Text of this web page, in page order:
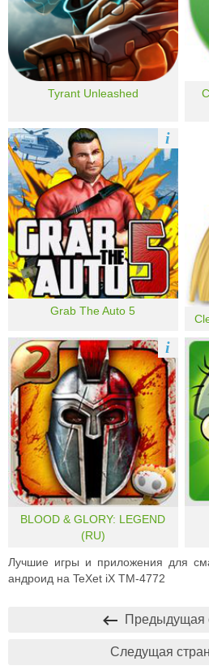
Tyrant Unleashed
Grab The Auto 5
i
BLOOD & GLORY: LEGEND
(RU)
i
Лучшие игры и приложения для
андроид на TeXet iX TM-4772
Предыдущая
Следущая